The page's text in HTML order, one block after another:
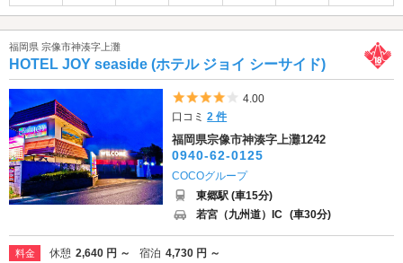
福岡県 宗像市神湊字上灘
HOTEL JOY seaside (ホテル ジョイ シーサイド)
5つ星のうち4
4.00
口コミ2 件
福岡県宗像市神湊字上灘1242
0940-62-0125
COCOグループ
東郷駅 (車15分)
若宮（九州道）IC (車30分)
料金 休憩 2,640 円 ～ 宿泊 4,730 円 ～